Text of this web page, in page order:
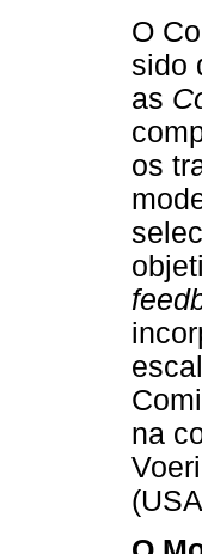
O
sido
as
os
na